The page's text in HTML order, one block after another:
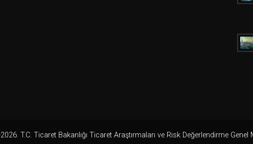
T.C. Ticaret Bakanlığı Ticaret Araştırmaları ve Risk Değerlendirme Genel